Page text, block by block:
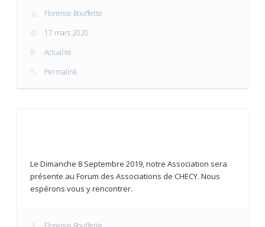
Florence Bouffette
17 mars 2020
Actualité
Permalink
Le Dimanche 8 Septembre 2019, notre Association sera
présente au Forum des Associations de CHECY. Nous
espérons vous y rencontrer.